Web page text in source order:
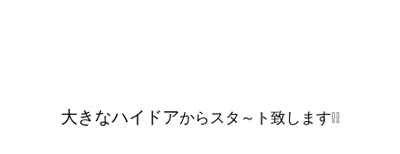
大きなハイドアからスタ～ト致します❕❕